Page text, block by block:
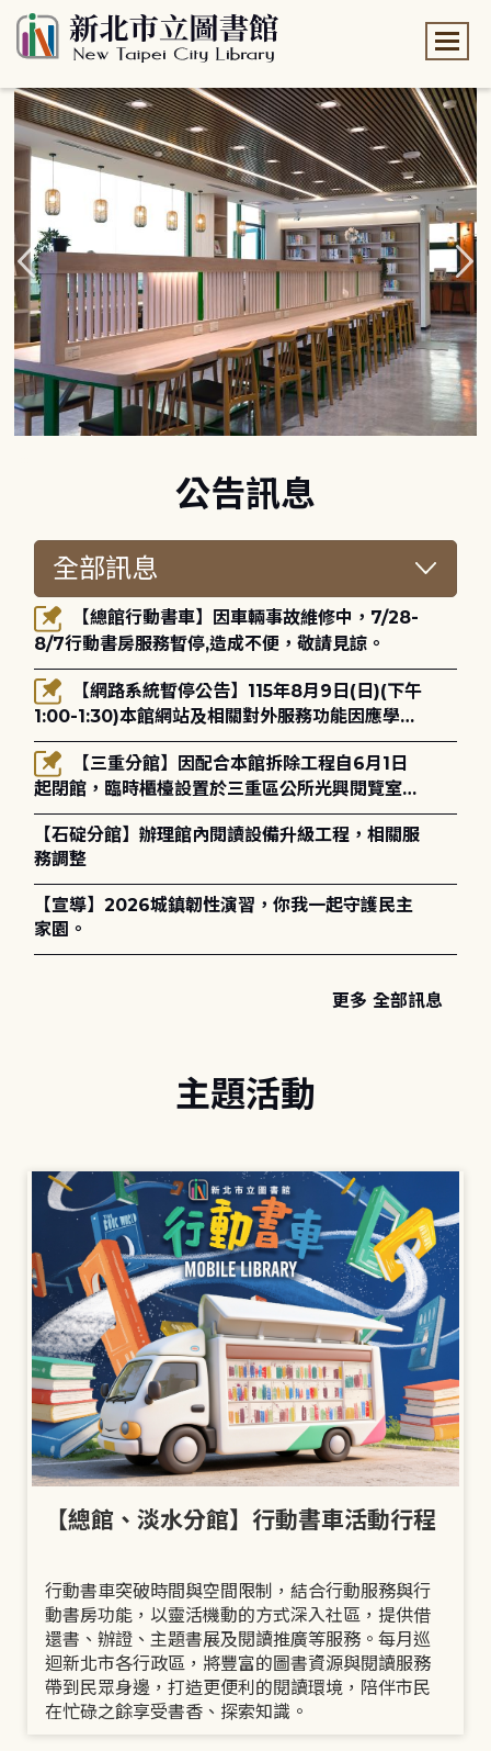
公告訊息
8/7行動書房服務暫停,造成不便，敬請見諒。
1:00-1:30)本館網站及相關對外服務功能因應學術
網路升級更新將暫停服務。
起閉館，臨時櫃檯設置於三重區公所光興閱覽室，
造成不便，敬請見諒。
【石碇分館】辦理館內閱讀設備升級工程，相關服
務調整
【宣導】2026城鎮韌性演習，你我一起守護民主
家園。
更多 全部訊息
主題活動
【總館、淡水分館】行動書車活動行程
行動書車突破時間與空間限制，結合行動服務與行
動書房功能，以靈活機動的方式深入社區，提供借
還書、辦證、主題書展及閱讀推廣等服務。每月巡
迴新北市各行政區，將豐富的圖書資源與閱讀服務
帶到民眾身邊，打造更便利的閱讀環境，陪伴市民
在忙碌之餘享受書香、探索知識。